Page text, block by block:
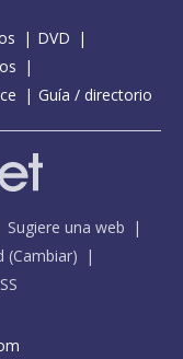
DVD
Guía / directorio
Sugiere una web
(Cambiar)